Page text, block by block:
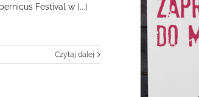
Festival w [...]
Czytaj dalej